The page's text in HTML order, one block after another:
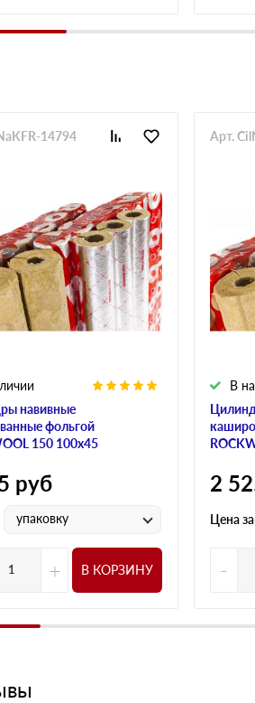
навивные
фольгой
150 100х45
14794
руб
упаковку
+ В КОРЗИНУ
В
Арт.
2
Цена за
-